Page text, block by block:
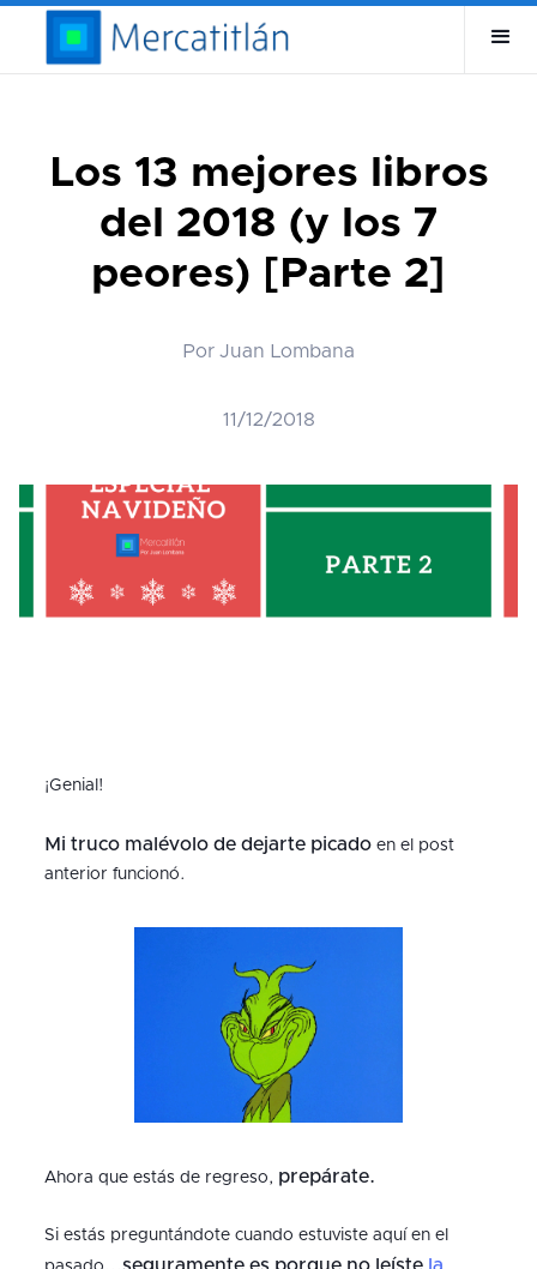
Los 13 mejores libros
del 2018 (y los 7
peores) [Parte 2]
Por Juan Lombana
11/12/2018
¡Genial!
Mi truco malévolo de dejarte picadoen el post
anterior funcionó.
Ahora que estás de regreso, prepárate.
Si estás preguntándote cuando estuviste aquí en el